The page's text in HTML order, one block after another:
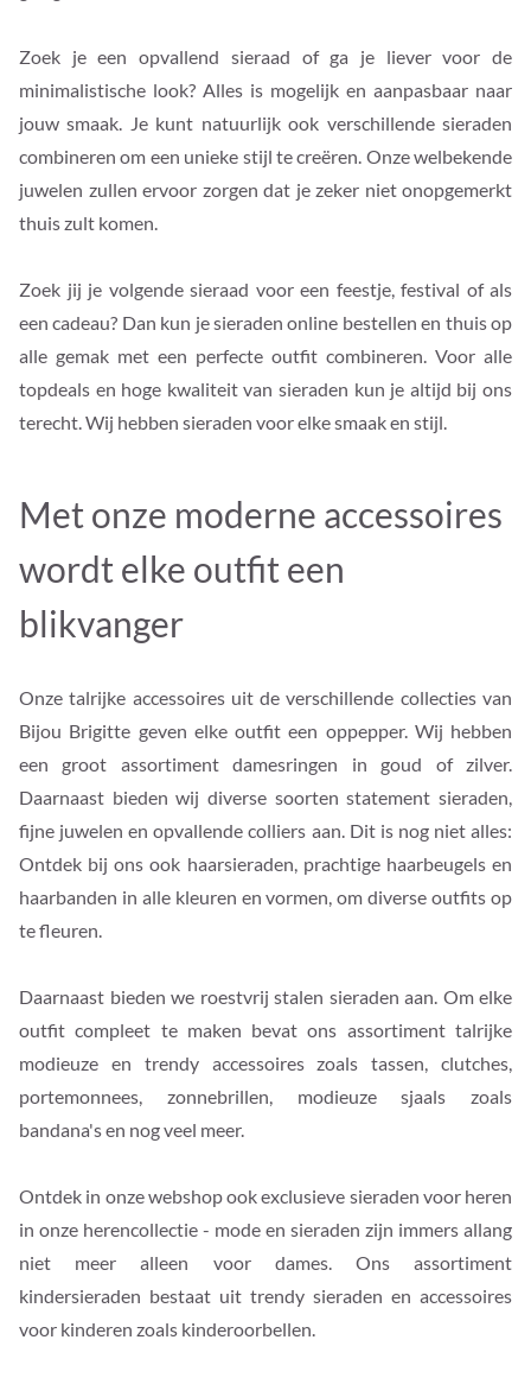
Zoek je een opvallend sieraad of ga je liever voor de
minimalistische look? Alles is mogelijk en aanpasbaar naar
jouw smaak. Je kunt natuurlijk ook verschillende sieraden
combineren om een unieke stijl te creëren. Onze welbekende
juwelen zullen ervoor zorgen dat je zeker niet onopgemerkt
thuis zult komen.
Zoek jij je volgende sieraad voor een feestje, festival of als
een cadeau? Dan kun je sieraden online bestellen en thuis op
alle gemak met een perfecte outfit combineren. Voor alle
topdeals en hoge kwaliteit van sieraden kun je altijd bij ons
terecht. Wij hebben sieraden voor elke smaak en stijl.
Met onze moderne accessoires
wordt elke outfit een
blikvanger
Onze talrijke accessoires uit de verschillende collecties van
Bijou Brigitte geven elke outfit een oppepper. Wij hebben
een groot assortiment damesringen in goud of zilver.
Daarnaast bieden wij diverse soorten statement sieraden,
fijne juwelen en opvallende colliers aan. Dit is nog niet alles:
Ontdek bij ons ook haarsieraden, prachtige haarbeugels en
haarbanden in alle kleuren en vormen, om diverse outfits op
te fleuren.
Daarnaast bieden we roestvrij stalen sieraden aan. Om elke
outfit compleet te maken bevat ons assortiment talrijke
modieuze en trendy accessoires zoals tassen, clutches,
portemonnees, zonnebrillen, modieuze sjaals zoals
bandana's en nog veel meer.
Ontdek in onze webshop ook exclusieve sieraden voor heren
in onze herencollectie - mode en sieraden zijn immers allang
niet meer alleen voor dames. Ons assortiment
kindersieraden bestaat uit trendy sieraden en accessoires
voor kinderen zoals kinderoorbellen.